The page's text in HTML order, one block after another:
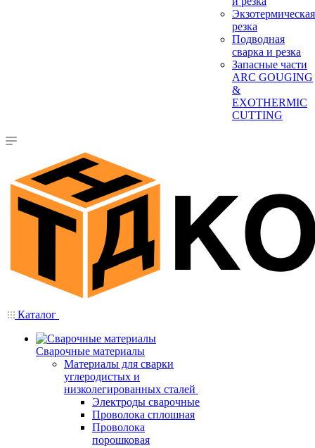
Экзотермическая
резка
Подводная
сварка и резка
Запасные части
ARC GOUGING
&
EXOTHERMIC
CUTTING
Каталог
Сварочные материалы
Материалы для сварки
углеродистых и
низколегированных сталей
Электроды сварочные
Проволока сплошная
Проволока
порошковая